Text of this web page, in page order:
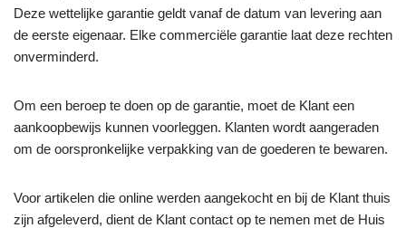
Deze wettelijke garantie geldt vanaf de datum van levering aan
de eerste eigenaar. Elke commerciële garantie laat deze rechten
onverminderd.
Om een beroep te doen op de garantie, moet de Klant een
aankoopbewijs kunnen voorleggen. Klanten wordt aangeraden
om de oorspronkelijke verpakking van de goederen te bewaren.
Voor artikelen die online werden aangekocht en bij de Klant thuis
zijn afgeleverd, dient de Klant contact op te nemen met de Huis